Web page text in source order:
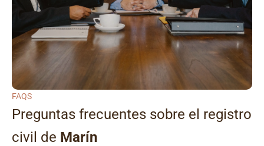
FAQS
Preguntas frecuentes sobre el registro
civil de Marín